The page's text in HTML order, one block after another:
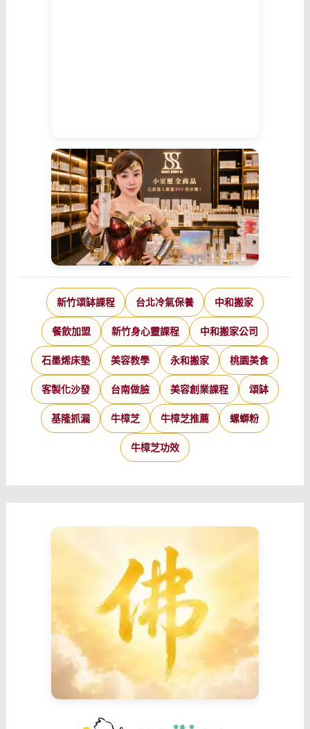
新竹頌缽課程 台北冷氣保養 中和搬家
餐飲加盟 新竹身心靈課程 中和搬家公司
石墨烯床墊 美容教學 永和搬家 桃園美食
客製化沙發 台南做臉 美容創業課程 頌缽
基隆抓漏 牛樟芝 牛樟芝推薦 螺螄粉
牛樟芝功效